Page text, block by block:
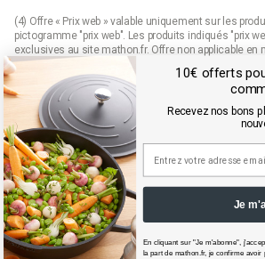
(4) Offre « Prix web » valable uniquement sur les
pictogramme "prix web". Les produits indiqués "prix
exclusives au site mathon.fr. Offre non applicable en
Mathon.fr est membre de la FEVAD (fédération du e-
distance)
10€ offerts
Recevez nos bons
Je
En cliquant sur "Je m'abonne",
la part de mathon.fr, je confirme avoir